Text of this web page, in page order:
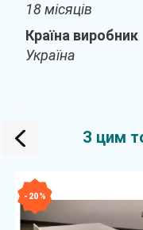
18 місяців
Країна виробник
Україна
З цим
- 20 %